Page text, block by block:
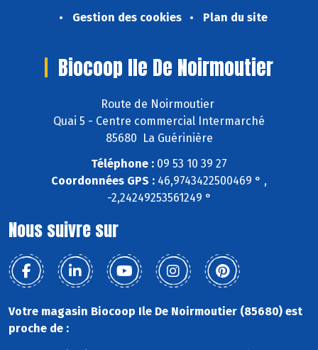
Gestion des cookies
Plan du site
Biocoop Ile De Noirmoutier
Route de Noirmoutier
Quai 5 - Centre commercial Intermarché
85680 La Guérinière
Téléphone : 09 53 10 39 27
Coordonnées GPS : 46,9743422500469 ° ,
-2,24249253561249 °
Nous suivre sur
Votre magasin Biocoop Ile De Noirmoutier (85680) est
proche de :